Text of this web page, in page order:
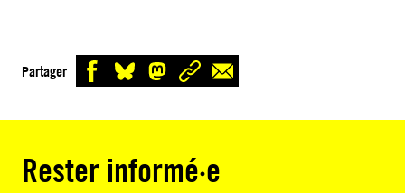
Partager
Rester informé·e